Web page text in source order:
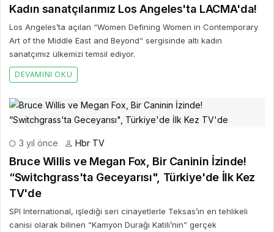
Kadın sanatçılarımız Los Angeles'ta LACMA'da!
Los Angeles’ta açılan “Women Defining Women in Contemporary
Art of the Middle East and Beyond“ sergisinde altı kadın
sanatçımız ülkemizi temsil ediyor.
DEVAMINI OKU
3 yıl önce Hbr TV
Bruce Willis ve Megan Fox, Bir Caninin İzinde!
“Switchgrass'ta Geceyarısı", Türkiye'de İlk Kez
TV'de
SPI International, işlediği seri cinayetlerle Teksas’ın en tehlikeli
canisi olarak bilinen “Kamyon Durağı Katili’nin” gerçek